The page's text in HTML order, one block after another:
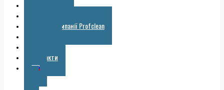
Галерея компанії Profclean
Контакти